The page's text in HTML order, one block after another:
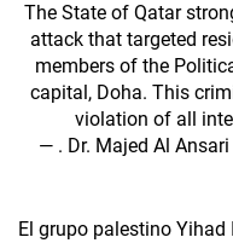
The State of Qatar
attack that targeted
members of the
capital, Doha. This
violation of all
— . Dr. Majed Al
El grupo palestino